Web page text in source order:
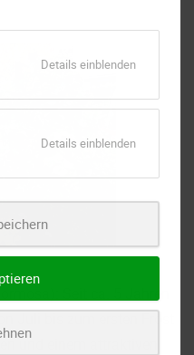
Details einblendenfür
Details einblendenfür
und einem attraktiven